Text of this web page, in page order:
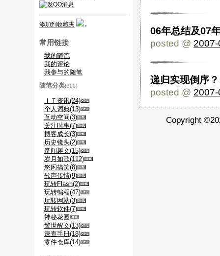
06年总结及07
posted @
递归实现倒序？
posted @
Copyright
添加到收藏夹
常用链接
我的随笔
我的评论
我参与的随笔
随笔分类(300)
ＩＴ资讯(24)
个人词典(13)
互动空间(3)
关注时事(7)
博客成长(3)
历史镜头(2)
奇闻趣文(15)
岁月如歌(112)
悠闲搞笑(8)
歌声传情(9)
玩转Flash(2)
玩转编程(47)
玩转网站(3)
玩转软件(7)
神秘花园
警世醒文(13)
速查手册(18)
零件仓库(14)